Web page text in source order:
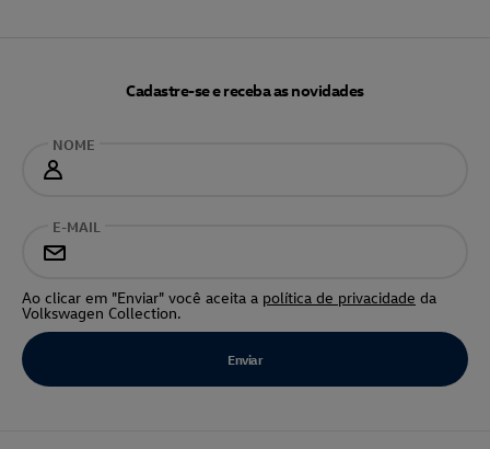
Cadastre-se e receba as novidades
NOME
E-MAIL
Ao clicar em "Enviar" você aceita a política de privacidade da
Volkswagen Collection.